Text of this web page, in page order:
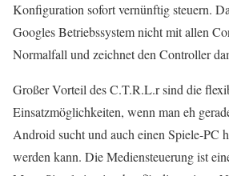
Konfiguration sofort vernünftig steuern.
Googles Betriebssystem nicht mit allen
Normalfall und zeichnet den Controller
Großer Vorteil des C.T.R.L.r sind die
Einsatzmöglichkeiten, wenn man eh
Android sucht und auch einen Spiele-PC
werden kann. Die Mediensteuerung ist